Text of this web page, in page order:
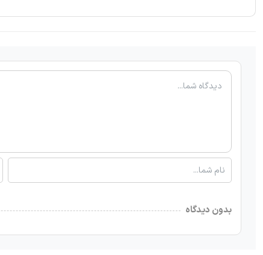
بدون دیدگاه